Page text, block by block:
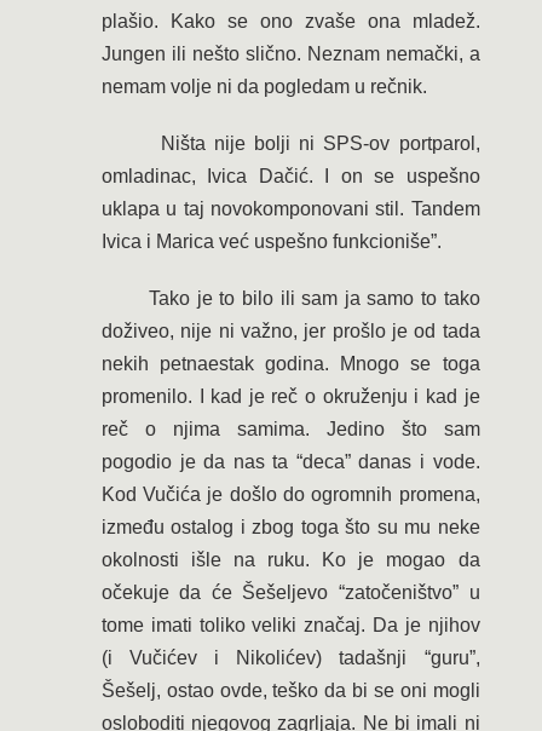
plašio. Kako se ono zvaše ona mladež.
Jungen ili nešto slično. Neznam nemački, a
nemam volje ni da pogledam u rečnik.
Ništa nije bolji ni SPS-ov portparol,
omladinac, Ivica Dačić. I on se uspešno
uklapa u taj novokomponovani stil. Tandem
Ivica i Marica već uspešno funkcioniše”.
Tako je to bilo ili sam ja samo to tako
doživeo, nije ni važno, jer prošlo je od tada
nekih petnaestak godina. Mnogo se toga
promenilo. I kad je reč o okruženju i kad je
reč o njima samima. Jedino što sam
pogodio je da nas ta “deca” danas i vode.
Kod Vučića je došlo do ogromnih promena,
između ostalog i zbog toga što su mu neke
okolnosti išle na ruku. Ko je mogao da
očekuje da će Šešeljevo “zatočeništvo” u
tome imati toliko veliki značaj. Da je njihov
(i Vučićev i Nikolićev) tadašnji “guru”,
Šešelj, ostao ovde, teško da bi se oni mogli
osloboditi njegovog zagrljaja. Ne bi imali ni